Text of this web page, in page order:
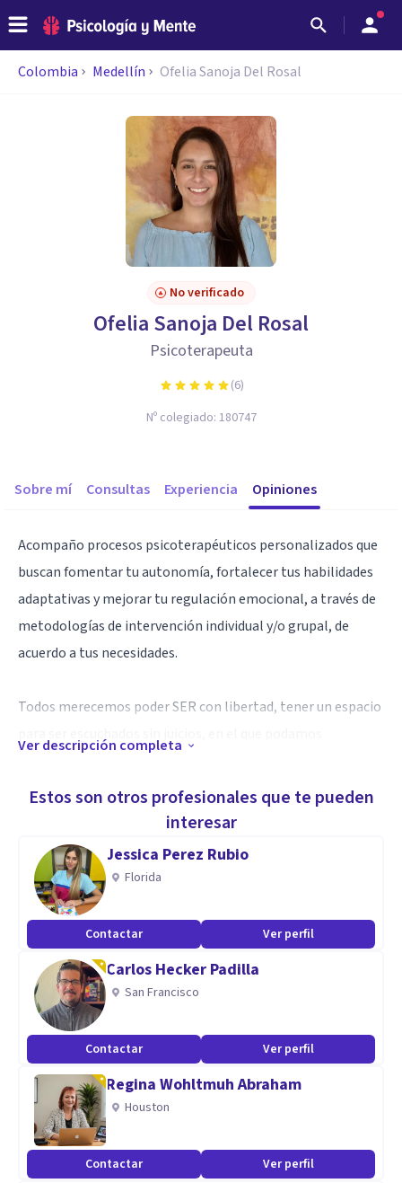
Colombia Medellín Ofelia Sanoja Del Rosal
No verificado
Ofelia Sanoja Del Rosal
Psicoterapeuta
(6)
Nº colegiado: 180747
Sobre mí Consultas Experiencia Opiniones
Acompaño procesos psicoterapéuticos personalizados que
buscan fomentar tu autonomía, fortalecer tus habilidades
adaptativas y mejorar tu regulación emocional, a través de
metodologías de intervención individual y/o grupal, de
acuerdo a tus necesidades.
Todos merecemos poder SER con libertad, tener un espacio
presencia y completa disposición para acompañar tu
transformación personal!
Especialidad
Soy psicóloga, especialista en Psicología Clínica y Salud
Mental, formada en Terapia Gestalt (c) y Primeros Auxilios
Psicológicos.
Aptitudes
Mi experiencia académica y laboral ha estado enfocada en el
área clínica de la psicología, específicamente en
metodologías experienciales y técnicas de intervención
individual y grupal.
Ver descripción completa
Estos son otros profesionales que te pueden
interesar
Jessica Perez Rubio
Florida
Contactar Ver perfil
Carlos Hecker Padilla
San Francisco
Contactar Ver perfil
Regina Wohltmuh Abraham
Houston
Contactar Ver perfil